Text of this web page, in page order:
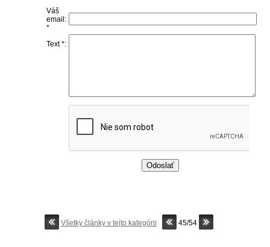
Váš
email:
*
Text *:
Všetky články v tejto kategórii 45/54